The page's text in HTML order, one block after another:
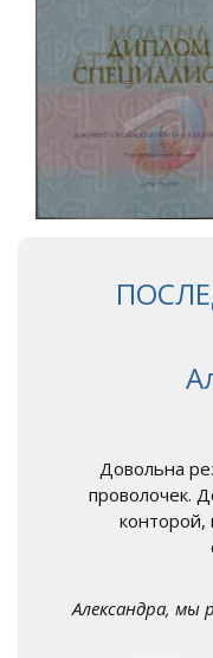
Довольна
проволочек.
конторой,
Александра, мы